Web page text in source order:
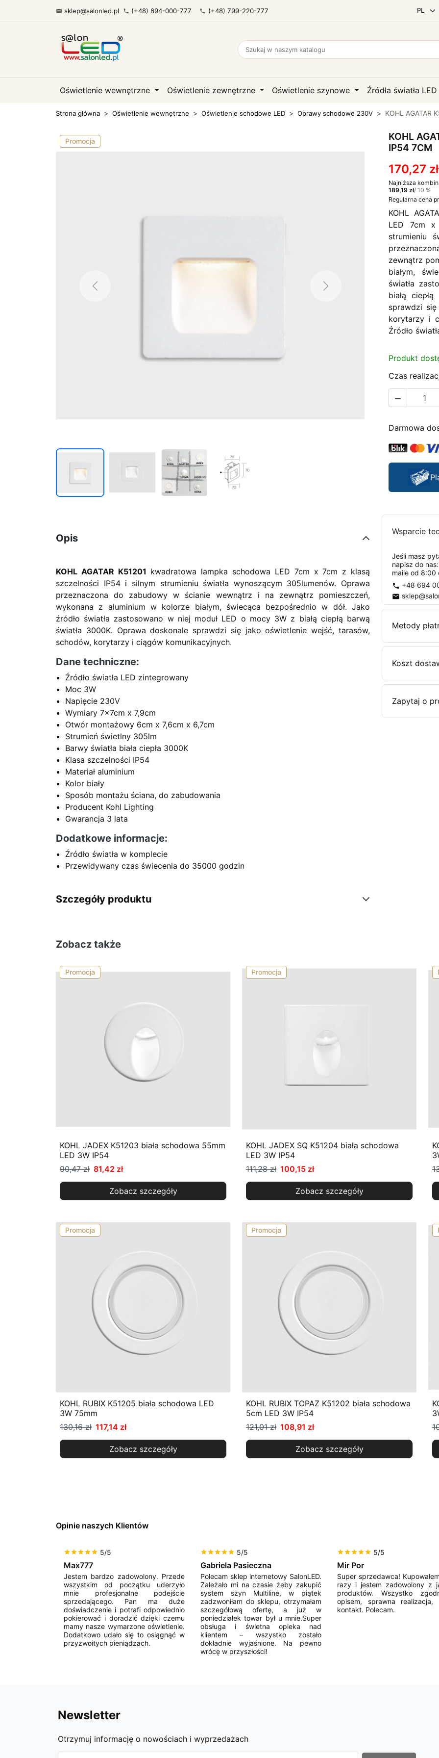
 sklep@salonled.pl phone (+48) 694-000-777 phone (+48) 799-220-777
Oświetlenie wewnętrzne Oświetlenie zewnętrzne Oświetlenie szynowe Źródła światła LED
Strona główna Oświetlenie wewnętrzne Oświetlenie schodowe LED Oprawy schodowe 230V KOHL AGATAR
Promocja
Previous Next
KOHL
IP54 7CM
170,27 zł
Najniższa
189,19 zł/ 10 %
Regularna cena
KOHL
LED 7cm
strumieniu
zewnątrz
białym,
światła
białą
sprawdzi
korytarzy i
Źródło
Produkt
Czas

Darmowa
Wsparcie
Jeśli masz
napisz do
maile od 8:00
phone +48 694
email
Metody
Koszt
Zapytaj o
Opis
KOHL AGATAR K51201 kwadratowa lampka schodowa LED 7cm x 7cm z klasą
szczelności IP54 i silnym strumieniu światła wynoszącym 305lumenów. Oprawa
przeznaczona do zabudowy w ścianie wewnątrz i na zewnątrz pomieszczeń,
wykonana z aluminium w kolorze białym, świecąca bezpośrednio w dół. Jako
źródło światła zastosowano w niej moduł LED o mocy 3W z białą ciepłą barwą
światła 3000K. Oprawa doskonale sprawdzi się jako oświetlenie wejść, tarasów,
schodów, korytarzy i ciągów komunikacyjnych.
Dane techniczne:
Źródło światła LED zintegrowany
Moc 3W
Napięcie 230V
Wymiary 7x7cm x 7,9cm
Otwór montażowy 6cm x 7,6cm x 6,7cm
Strumień świetlny 305lm
Barwy światła biała ciepła 3000K
Klasa szczelności IP54
Materiał aluminium
Kolor biały
Sposób montażu ściana, do zabudowania
Producent Kohl Lighting
Gwarancja 3 lata
Dodatkowe informacje:
Źródło światła w komplecie
Przewidywany czas świecenia do 35000 godzin
Szczegóły produktu
Zobacz także
Promocja
KOHL JADEX K51203 biała schodowa 55mm
LED 3W IP54
90,47 zł 81,42 zł
Zobacz szczegóły
Promocja
KOHL JADEX SQ K51204 biała schodowa
LED 3W IP54
111,28 zł 100,15 zł
Zobacz szczegóły
Promocja
KOHL RUBIX K51205 biała schodowa LED
3W 75mm
130,16 zł 117,14 zł
Zobacz szczegóły
Promocja
KOHL RUBIX TOPAZ K51202 biała schodowa
5cm LED 3W IP54
121,01 zł 108,91 zł
Zobacz szczegóły
Opinie naszych Klientów
starstarstarstarstar 5/5
Max777
Jestem bardzo zadowolony. Przede
wszystkim od początku uderzyło
mnie profesjonalne podejście
sprzedającego. Pan ma duże
doświadczenie i potrafi odpowiednio
pokierować i doradzić dzięki czemu
mamy nasze wymarzone oświetlenie.
Dodatkowo udało się to osiągnąć w
przyzwoitych pieniądzach.
starstarstarstarstar 5/5
Gabriela Pasieczna
Polecam sklep internetowy SalonLED.
Zależało mi na czasie żeby zakupić
system szyn Multiline, w piątek
zadzwoniłam do sklepu, otrzymałam
szczegółową ofertę, a już w
poniedziałek towar był u mnie.Super
obsługa i świetna opieka nad
klientem – wszystko zostało
dokładnie wyjaśnione. Na pewno
wrócę w przyszłości!
starstarstarstarstar 5/5
Mir Por
Super sprzedawca!
razy i jestem zadowolony z
produktów. Wszystko
opisem, sprawna realizacja,
kontakt. Polecam.
Newsletter
Otrzymuj informację o nowościach i wyprzedażach